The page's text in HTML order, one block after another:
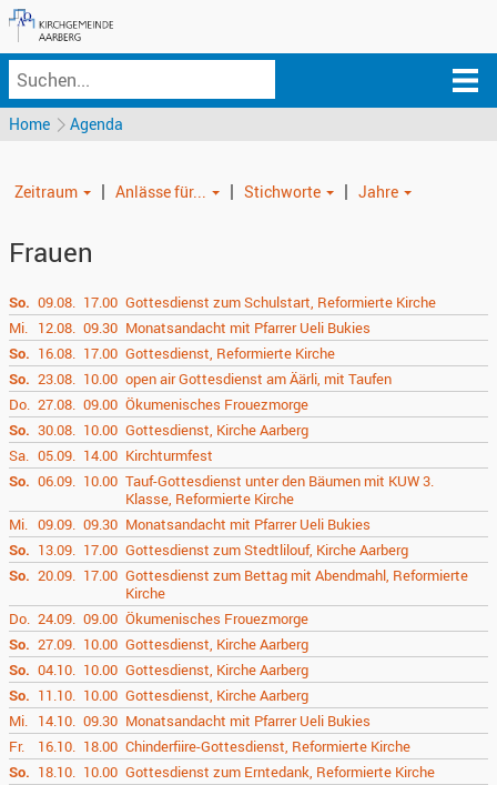
Home Agenda
Zeitraum | Anlässe für... | Stichworte | Jahre
Frauen
So. 09.08. 17.00 Gottesdienst zum Schulstart, Reformierte Kirche
Mi. 12.08. 09.30 Monatsandacht mit Pfarrer Ueli Bukies
So. 16.08. 17.00 Gottesdienst, Reformierte Kirche
So. 23.08. 10.00 open air Gottesdienst am Äärli, mit Taufen
Do. 27.08. 09.00 Ökumenisches Frouezmorge
So. 30.08. 10.00 Gottesdienst, Kirche Aarberg
Sa. 05.09. 14.00 Kirchturmfest
So. 06.09. 10.00 Tauf-Gottesdienst unter den Bäumen mit KUW 3.
Klasse, Reformierte Kirche
Mi. 09.09. 09.30 Monatsandacht mit Pfarrer Ueli Bukies
So. 13.09. 17.00 Gottesdienst zum Stedtlilouf, Kirche Aarberg
So. 20.09. 17.00 Gottesdienst zum Bettag mit Abendmahl, Reformierte
Kirche
Do. 24.09. 09.00 Ökumenisches Frouezmorge
So. 27.09. 10.00 Gottesdienst, Kirche Aarberg
So. 04.10. 10.00 Gottesdienst, Kirche Aarberg
So. 11.10. 10.00 Gottesdienst, Kirche Aarberg
Mi. 14.10. 09.30 Monatsandacht mit Pfarrer Ueli Bukies
Fr.
16.10. 18.00 Chinderfiire-Gottesdienst, Reformierte Kirche
So. 18.10. 10.00 Gottesdienst zum Erntedank, Reformierte Kirche